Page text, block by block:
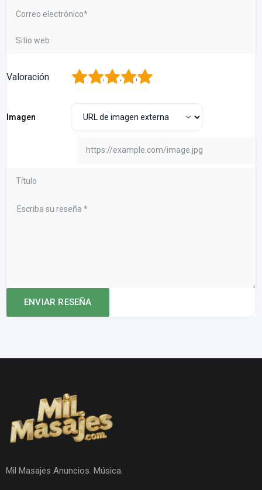
Valoración 5
4
3
2
Imagen
Mil Masajes Anuncios. Música.